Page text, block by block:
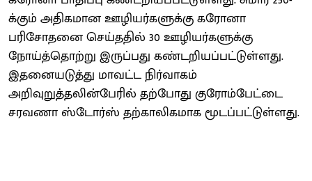
க்கும் அதிகமான ஊழியர்களுக்கு கரோனா
பரிசோதனை செய்ததில் 30 ஊழியர்களுக்கு
நோய்த்தொற்று இருப்பது கண்டறியப்பட்டுள்ளது.
இதனையடுத்து மாவட்ட நிர்வாகம்
அறிவுறுத்தலின்பேரில் தற்போது குரோம்பேட்டை
சரவணா ஸ்டோர்ஸ் தற்காலிகமாக மூடப்பட்டுள்ளது.